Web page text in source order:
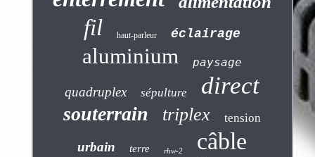
fil haut-parleur éclairage
aluminium paysage
quadruplex sépulture direct
souterrain triplex tension
urbain terre rhw-2 câble